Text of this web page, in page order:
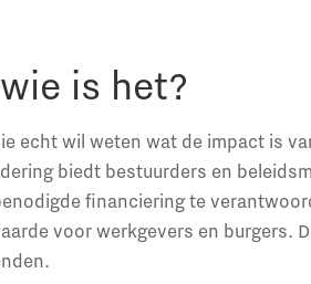
is het?
echt wil weten wat de impact is
biedt bestuurders en
financiering te
voor werkgevers en burgers.